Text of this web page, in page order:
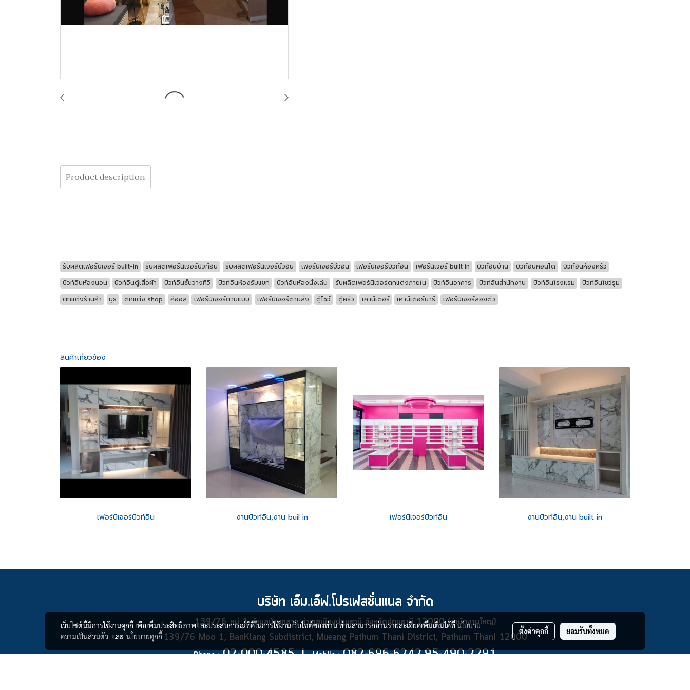
Product description
รับผลิตเฟอร์นิเจอร์ built-in รับผลิตเฟอร์นิเจอร์บิวท์อิน รับผลิตเฟอร์นิเจอร์บิ้วอิน เฟอร์นิเจอร์บิ้วอิน เฟอร์นิเจอร์บิวท์อิน เฟอร์นิเจอร์ built in บิวท์อินบ้าน บิวท์อินคอนโด
บิวท์อินห้องครัว
บิวท์อินห้องนอน
บิวท์อินตู้เสื้อผ้า บิวท์อินชั้นวางทีวี บิวท์อินห้องรับแขก บิวท์อินห้องนั่งเล่น รับผลิตเฟอร์นิเจอร์ตกแต่งภายใน บิวท์อินอาคาร บิวท์อินสำนักงาน บิวท์อินโรงแรม
บิวท์อินโชว์รูม
ตกแต่งร้านค้า
บูธ ตกแต่ง shop คีออส เฟอร์นิเจอร์ตามแบบ เฟอร์นิเจอร์ตามสั่ง ตู้โชว์ ตู้ครัว เคาน์เตอร์ เคาน์เตอร์บาร์ เฟอร์นิเจอร์ลอยตัว
สินค้าเกี่ยวข้อง
เฟอร์นิเจอร์บิวท์อิน งานบิวท์อิน,งาน buil in เฟอร์นิเจอร์บิวท์อิน งานบิวท์อิน,งาน built in
บริษัท เอ็ม.เอ็ฟ.โปรเฟสชั่นแนล จำกัด
139/76 หมู่ 1 ตำบลบ้านกลาง อำเภอเมืองปทุมธานี จังหวัดปทุมธานี 12000 (สำนักงานใหญ่)
139/76 Moo 1, BanKlang Subdistrict, Mueang Pathum Thani District, Pathum Thani 12000
Phone :02-000-4585 lMobile :082-696-6242,95-490-2291
เว็บไซต์นี้มีการใช้งานคุกกี้ เพื่อเพิ่มประสิทธิภาพและประสบการณ์ที่ดีในการใช้งานเว็บไซต์ของท่าน ท่านสามารถอ่านรายละเอียดเพิ่มเติมได้ที่นโยบาย
ความเป็นส่วนตัว และ นโยบายคุกกี้
ตั้งค่าคุกกี้ ยอมรับทั้งหมด